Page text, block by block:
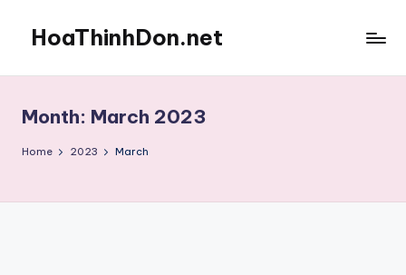
content
HoaThinhDon.net
in
Washington
D.C.
Month: March 2023
Home 2023 March